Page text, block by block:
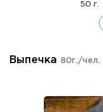
50 г.
Выпечка 80г./чел.